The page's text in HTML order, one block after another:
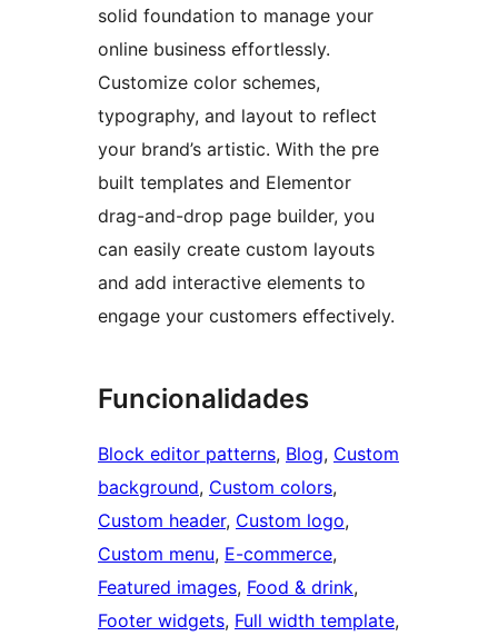
solid foundation to manage your
online business effortlessly.
Customize color schemes,
typography, and layout to reflect
your brand’s artistic. With the pre
built templates and Elementor
drag-and-drop page builder, you
can easily create custom layouts
and add interactive elements to
engage your customers effectively.
Funcionalidades
Block editor patterns, Blog, Custom
background, Custom colors
Custom header, Custom logo
Custom menu, E-commerce
Featured images, Food & drink
Footer widgets, Full width template